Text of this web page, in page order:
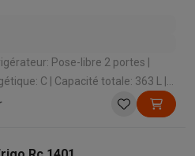
Pose-libre 2 portes |
totale: 363 L |
congélateur: No Frost | Niveau